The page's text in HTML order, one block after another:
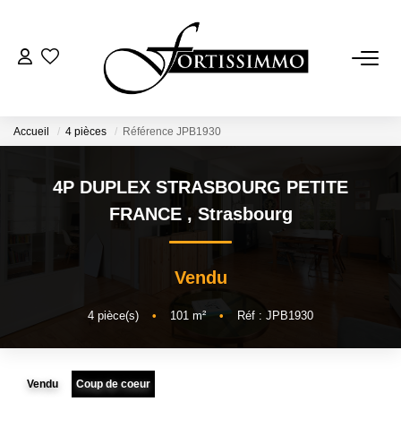
Tous Nos Biens
Neuf
GESTION
Accueil 4 pièces Référence JPB1930
4P DUPLEX STRASBOURG PETITE
FRANCE , Strasbourg
Vendu
4 pièce(s) • 101 m² • Réf : JPB1930
Vendu Coup de coeur